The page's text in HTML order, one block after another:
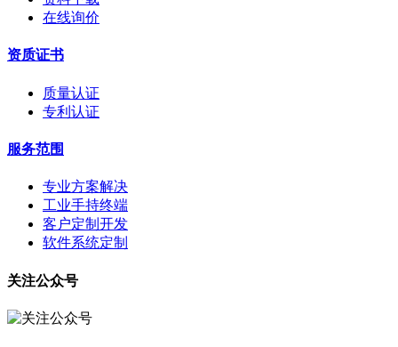
在线询价
资质证书
质量认证
专利认证
服务范围
专业方案解决
工业手持终端
客户定制开发
软件系统定制
关注公众号